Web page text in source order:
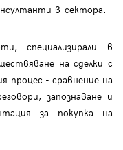
в сектора.
специализирали в
на сделки с
- сравнение на
запознаване и
за покупка на